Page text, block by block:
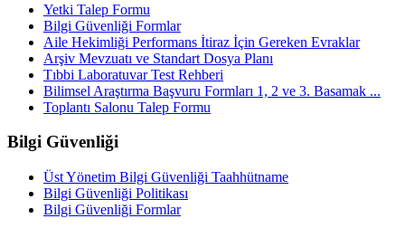
Yetki Talep Formu
Bilgi Güvenliği Formlar
Aile Hekimliği Performans İtiraz İçin Gereken Evraklar
Arşiv Mevzuatı ve Standart Dosya Planı
Tıbbi Laboratuvar Test Rehberi
Bilimsel Araştırma Başvuru Formları 1, 2 ve 3. Basamak ...
Toplantı Salonu Talep Formu
Bilgi Güvenliği
Üst Yönetim Bilgi Güvenliği Taahhütname
Bilgi Güvenliği Politikası
Bilgi Güvenliği Formlar